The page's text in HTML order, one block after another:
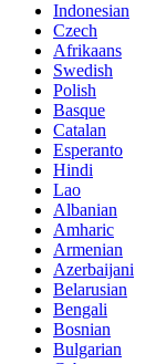
Indonesian
Czech
Afrikaans
Swedish
Polish
Basque
Catalan
Esperanto
Hindi
Lao
Albanian
Amharic
Armenian
Azerbaijani
Belarusian
Bengali
Bosnian
Bulgarian